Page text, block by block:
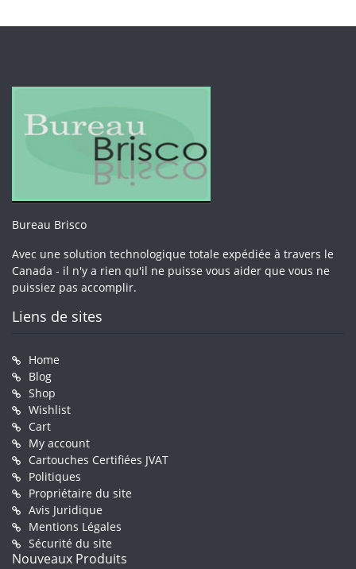
Bureau Brisco
Avec une solution technologique totale expédiée à travers le
Canada - il n'y a rien qu'il ne puisse vous aider que vous ne
puissiez pas accomplir.
Liens de sites
Home
Blog
Shop
Wishlist
Cart
My account
Cartouches Certifiées JVAT
Politiques
Propriétaire du site
Avis Juridique
Mentions Légales
Sécurité du site
Nouveaux Produits